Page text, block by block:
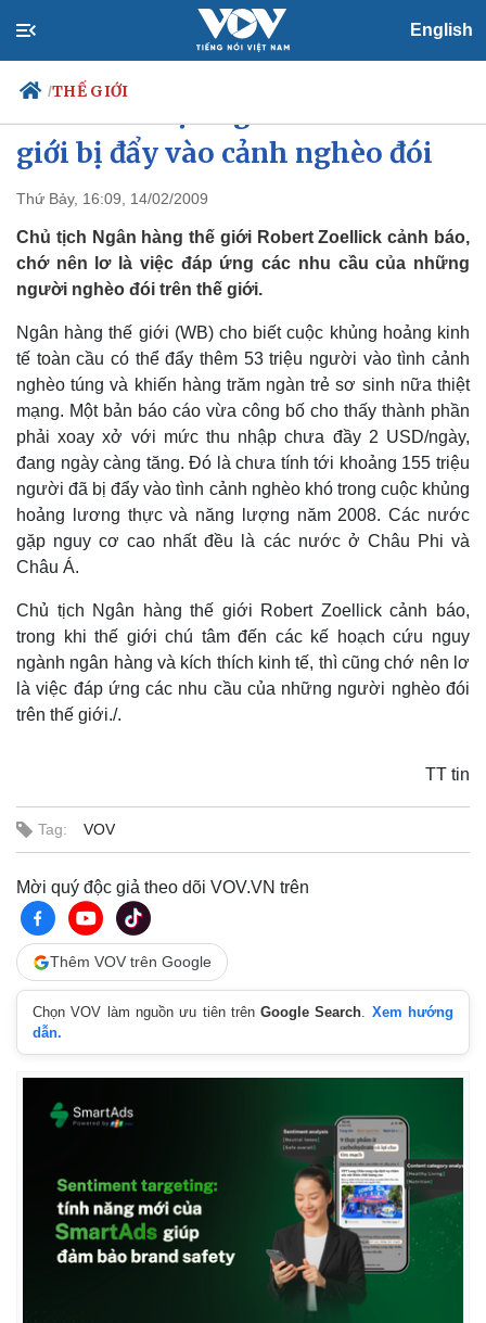
English
/THẾ GIỚI
Chính trị
Đảng
Tổ chức nhân sự
Quốc hội
Nhận diện sự thật
Tin 24h
Dự báo thời tiết
Việc làm
Biển đảo
giới bị đẩy vào cảnh nghèo đói
Thứ Bảy, 16:09, 14/02/2009
Chủ tịch Ngân hàng thế giới Robert Zoellick cảnh báo,
chớ nên lơ là việc đáp ứng các nhu cầu của những
người nghèo đói trên thế giới.
Ngân hàng thế giới (WB) cho biết cuộc khủng hoảng kinh
tế toàn cầu có thể đẩy thêm 53 triệu người vào tình cảnh
nghèo túng và khiến hàng trăm ngàn trẻ sơ sinh nữa thiệt
mạng. Một bản báo cáo vừa công bố cho thấy thành phần
phải xoay xở với mức thu nhập chưa đầy 2 USD/ngày,
đang ngày càng tăng. Đó là chưa tính tới khoảng 155 triệu
người đã bị đẩy vào tình cảnh nghèo khó trong cuộc khủng
hoảng lương thực và năng lượng năm 2008. Các nước
gặp nguy cơ cao nhất đều là các nước ở Châu Phi và
Châu Á.
Chủ tịch Ngân hàng thế giới Robert Zoellick cảnh báo,
trong khi thế giới chú tâm đến các kế hoạch cứu nguy
ngành ngân hàng và kích thích kinh tế, thì cũng chớ nên lơ
là việc đáp ứng các nhu cầu của những người nghèo đói
trên thế giới./.
TT tin
Tag: VOV
Mời quý độc giả theo dõi VOV.VN trên
Thêm VOV trên Google
Chọn VOV làm nguồn ưu tiên trênGoogle Search. Xem hướng
dẫn.